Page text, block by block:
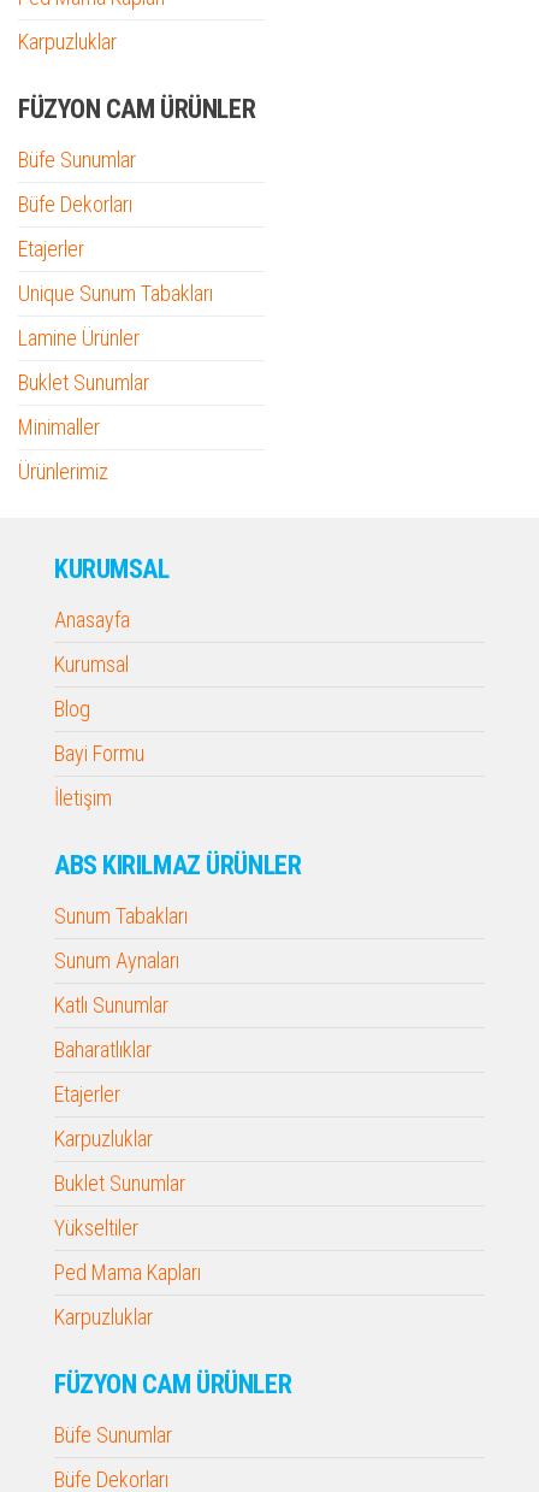
Karpuzluklar
FÜZYON CAM ÜRÜNLER
Büfe Sunumlar
Büfe Dekorları
Etajerler
Unique Sunum Tabakları
Lamine Ürünler
Buklet Sunumlar
Minimaller
Ürünlerimiz
KURUMSAL
Anasayfa
Kurumsal
Blog
Bayi Formu
İletişim
ABS KIRILMAZ ÜRÜNLER
Sunum Tabakları
Sunum Aynaları
Katlı Sunumlar
Baharatlıklar
Etajerler
Karpuzluklar
Buklet Sunumlar
Yükseltiler
Ped Mama Kapları
Karpuzluklar
FÜZYON CAM ÜRÜNLER
Büfe Sunumlar
Büfe Dekorları